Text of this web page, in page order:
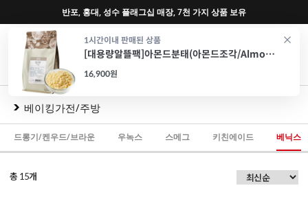
1시간이내 판매된 상품
[대용량알뜰팩]아몬드분태(아몬드조각/Almond/1kg)
16,900원
♥ 회원가입 특별혜택 (사업자 추가혜택) ♥
0
재료 도구 포장
베이킹가전/주방
드롱기/켄우드/브라운 우녹스 스메그 키친에이드 베닉스
총 15개